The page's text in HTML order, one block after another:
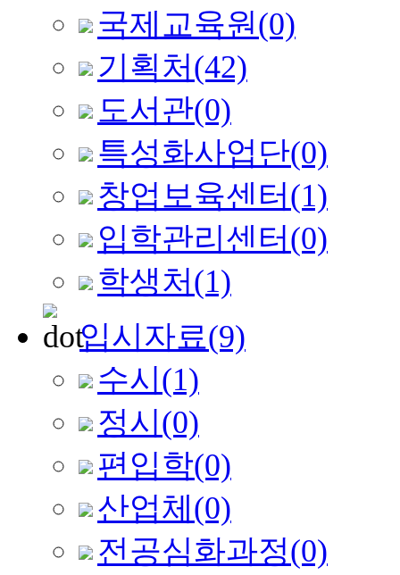
국제교육원(0)
기획처 (42)
도서관(0)
특성화사업단(0)
창업보육센터 (1)
입학관리센터 (0)
학생처 (1)
입시자료(9)
수시 (1)
정시 (0)
편입학(0)
산업체 (0)
전공심화과정(0)